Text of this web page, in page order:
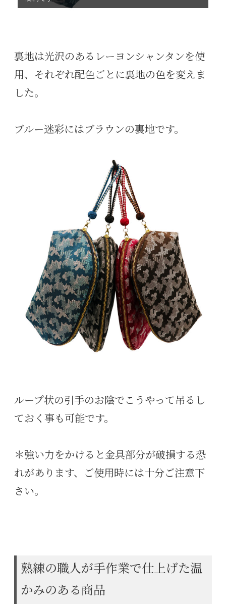
裏地は光沢のあるレーヨンシャンタンを使
用、それぞれ配色ごとに裏地の色を変えま
した。
ブルー迷彩にはブラウンの裏地です。
ループ状の引手のお陰でこうやって吊るし
ておく事も可能です。
＊強い力をかけると金具部分が破損する恐
れがあります、ご使用時には十分ご注意下
さい。
熟練の職人が手作業で仕上げた温
かみのある商品